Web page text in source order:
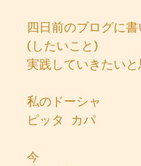
四日前のブログに書
(したいこと)
実践していきたい
私のドーシャ
ピッタ  カパ
今